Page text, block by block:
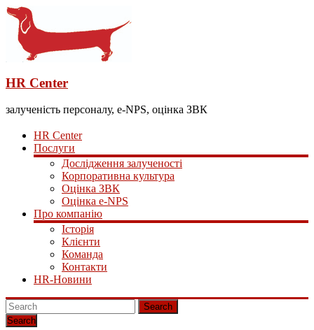
HR Center
залученість персоналу, e-NPS, оцінка ЗВК
HR Center
Послуги
Дослідження залученості
Корпоративна культура
Оцінка ЗВК
Оцінка e-NPS
Про компанію
Історія
Клієнти
Команда
Контакти
HR-Новини
Search